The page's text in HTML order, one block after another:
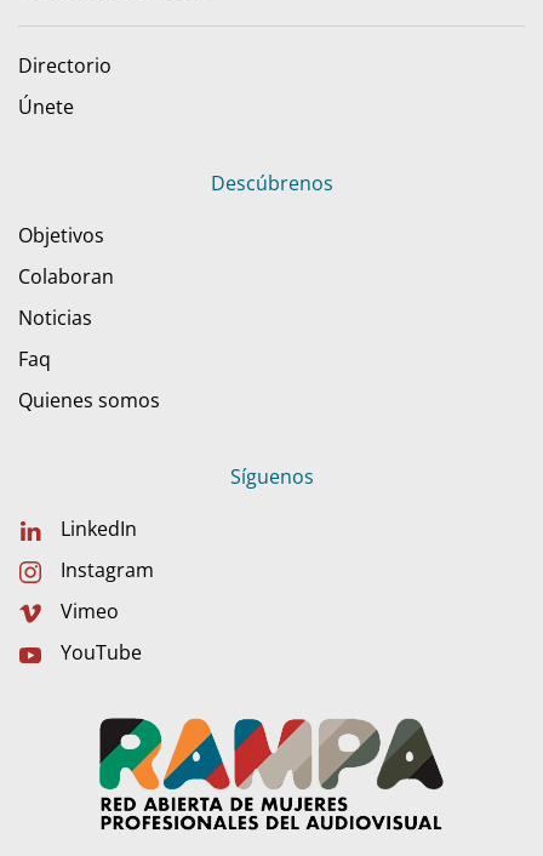
Directorio
Únete
Descúbrenos
Objetivos
Colaboran
Noticias
Faq
Quienes somos
Síguenos
LinkedIn
Instagram
Vimeo
YouTube